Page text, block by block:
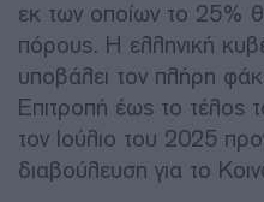
εκ των οποίων το 25%
πόρους. Η ελληνική
υποβάλει τον πλήρη
Επιτροπή έως το
τον Ιούλιο του 2025
διαβούλευση για το